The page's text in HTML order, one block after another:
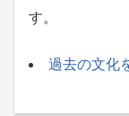
す。
過去の文化